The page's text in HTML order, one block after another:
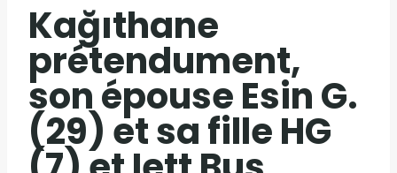
Kağıthane
prétendument,
son épouse Esin G.
(29) et sa fille HG